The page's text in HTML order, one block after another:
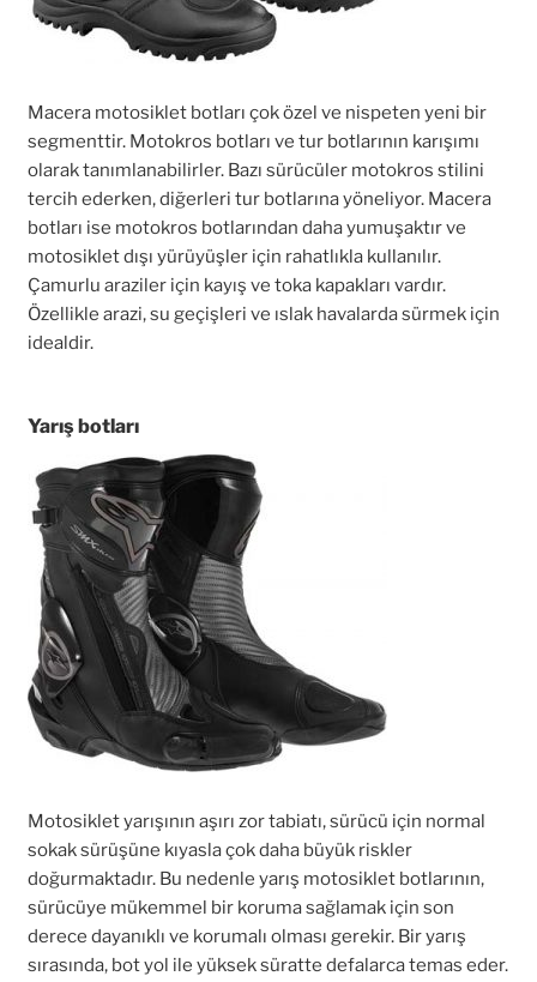
Macera motosiklet botları çok özel ve nispeten yeni bir
segmenttir. Motokros botları ve tur botlarının karışımı
olarak tanımlanabilirler. Bazı sürücüler motokros stilini
tercih ederken, diğerleri tur botlarına yöneliyor. Macera
botları ise motokros botlarından daha yumuşaktır ve
motosiklet dışı yürüyüşler için rahatlıkla kullanılır.
Çamurlu araziler için kayış ve toka kapakları vardır.
Özellikle arazi, su geçişleri ve ıslak havalarda sürmek için
idealdir.
Yarış botları
Motosiklet yarışının aşırı zor tabiatı, sürücü için normal
sokak sürüşüne kıyasla çok daha büyük riskler
doğurmaktadır. Bu nedenle yarış motosiklet botlarının,
sürücüye mükemmel bir koruma sağlamak için son
derece dayanıklı ve korumalı olması gerekir. Bir yarış
sırasında, bot yol ile yüksek süratte defalarca temas eder.